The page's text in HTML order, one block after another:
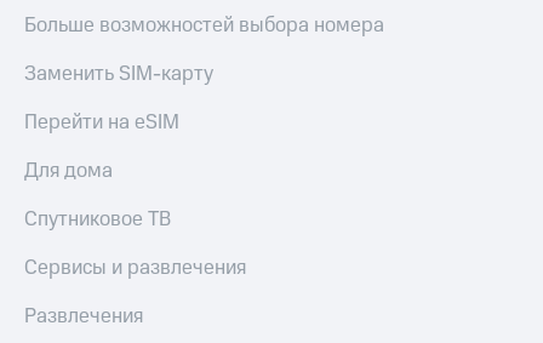
Больше возможностей выбора номера
Заменить SIM-карту
Перейти на eSIM
Для дома
Спутниковое ТВ
Сервисы и развлечения
Развлечения